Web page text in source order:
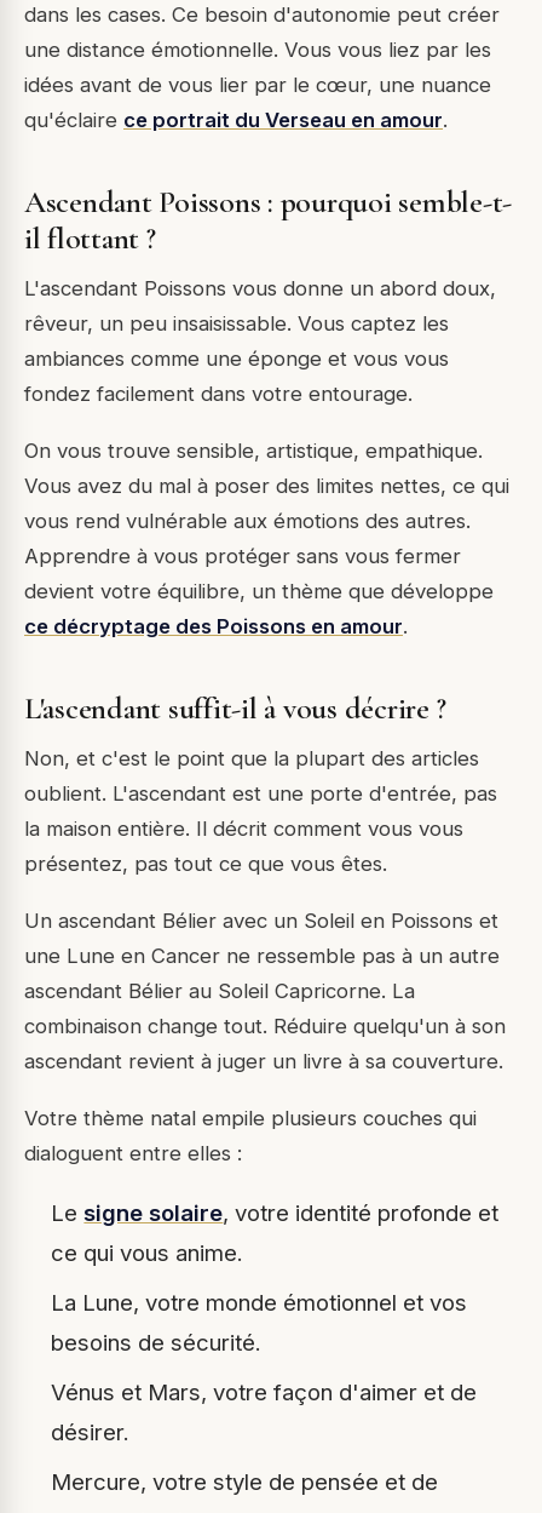
dans les cases. Ce besoin d'autonomie peut créer
une distance émotionnelle. Vous vous liez par les
idées avant de vous lier par le cœur, une nuance
qu'éclaire ce portrait du Verseau en amour.
Ascendant Poissons : pourquoi semble-t-
il flottant ?
L'ascendant Poissons vous donne un abord doux,
rêveur, un peu insaisissable. Vous captez les
ambiances comme une éponge et vous vous
fondez facilement dans votre entourage.
On vous trouve sensible, artistique, empathique.
Vous avez du mal à poser des limites nettes, ce qui
vous rend vulnérable aux émotions des autres.
Apprendre à vous protéger sans vous fermer
devient votre équilibre, un thème que développe
ce décryptage des Poissons en amour.
L'ascendant suffit-il à vous décrire ?
Non, et c'est le point que la plupart des articles
oublient. L'ascendant est une porte d'entrée, pas
la maison entière. Il décrit comment vous vous
présentez, pas tout ce que vous êtes.
Un ascendant Bélier avec un Soleil en Poissons et
une Lune en Cancer ne ressemble pas à un autre
ascendant Bélier au Soleil Capricorne. La
combinaison change tout. Réduire quelqu'un à son
ascendant revient à juger un livre à sa couverture.
Votre thème natal empile plusieurs couches qui
dialoguent entre elles :
Lesigne solaire, votre identité profonde et
ce qui vous anime.
La Lune, votre monde émotionnel et vos
besoins de sécurité.
Vénus et Mars, votre façon d'aimer et de
désirer.
Mercure, votre style de pensée et de